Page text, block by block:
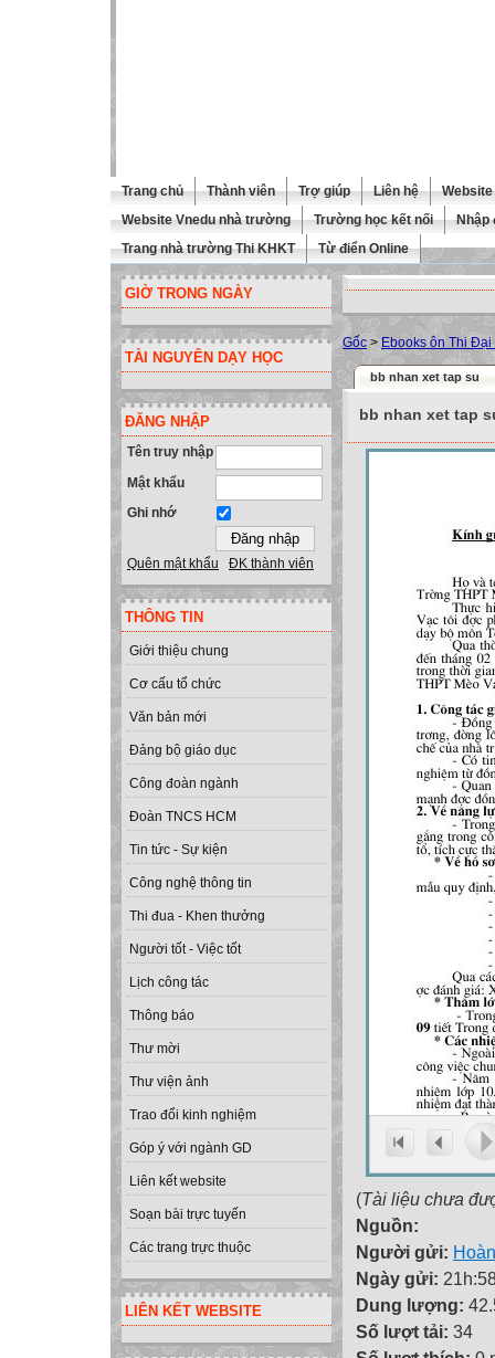
Trang chủ Thành viên Trợ giúp Liên hệ
Website Vnedu nhà trường
Trường học kết nối
Nhập
Trang nhà trường Thi KHKT
Từ điển Online
GIỜ TRONG NGÀY
TÀI NGUYÊN DẠY HỌC
ĐĂNG NHẬP
Tên truy nhập
Mật khẩu
Ghi nhớ
Quên mật khẩu ĐK thành viên
THÔNG TIN
Giới thiệu chung
Cơ cấu tổ chức
Văn bản mới
Đảng bộ giáo dục
Công đoàn ngành
Đoàn TNCS HCM
Tin tức - Sự kiện
Công nghệ thông tin
Thi đua - Khen thưởng
Người tốt - Việc tốt
Lịch công tác
Thông báo
Thư mời
Thư viện ảnh
Trao đổi kinh nghiệm
Góp ý với ngành GD
Liên kết website
Soạn bài trực tuyến
Các trang trực thuộc
LIÊN KẾT WEBSITE
Gốc > Ebooks ôn Thi Đại
bb nhan xet tap su
bb nhan xet tap
(Tài liệu chưa
Nguồn:
Người gửi:
Ngày gửi:
Dung lượng:
Số lượt tải: 34